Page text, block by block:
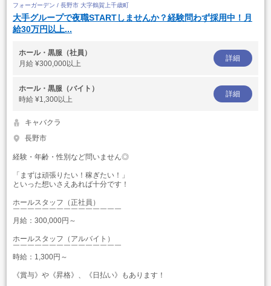
フォーガーデン / 長野市 大字鶴賀上千歳町
大手グループで夜職STARTしませんか？経験問わず採用中！月
給30万円以上...
ホール・黒服（社員）
月給 ¥300,000以上
詳細
ホール・黒服（バイト）
時給 ¥1,300以上
詳細
キャバクラ
長野市
経験・年齢・性別など問いません◎
「まずは頑張りたい！稼ぎたい！」
といった想いさえあれば十分です！
ホールスタッフ（正社員）
￣￣￣￣￣￣￣￣￣￣￣￣￣￣￣
月給：300,000円～
ホールスタッフ（アルバイト）
￣￣￣￣￣￣￣￣￣￣￣￣￣￣￣
時給：1,300円～
《賞与》や《昇格》、《日払い》もあります！